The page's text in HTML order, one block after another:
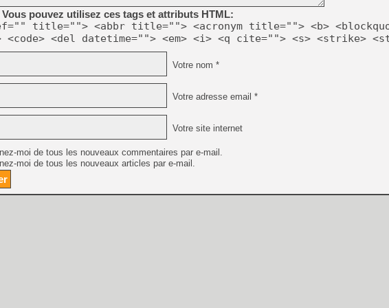
Vous pouvez utilisez ces tags et attributs HTML:
title=""> <abbr title=""> <acronym title=""> <b>
<code> <del datetime=""> <em> <i> <q cite=""> <s> <strike>
Votre nom *
Votre adresse email *
Votre site internet
moi de tous les nouveaux commentaires par e-mail.
moi de tous les nouveaux articles par e-mail.